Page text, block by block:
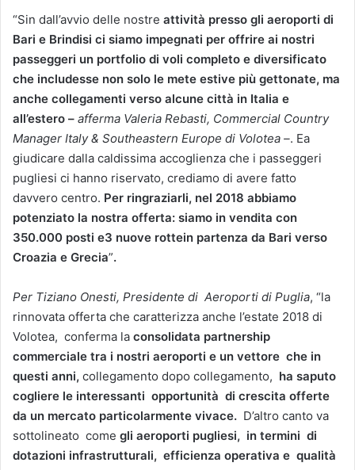
“Sin dall’avvio delle nostre attività presso gli aeroporti di
Bari e Brindisi ci siamo impegnati per offrire ai nostri
passeggeri un portfolio di voli completo e diversificato
che includesse non solo le mete estive più gettonate, ma
anche collegamenti verso alcune città in Italia e
all’estero – afferma Valeria Rebasti, Commercial Country
Manager Italy & Southeastern Europe di Volotea –. Ea
giudicare dalla caldissima accoglienza che i passeggeri
pugliesi ci hanno riservato, crediamo di avere fatto
davvero centro. Per ringraziarli, nel 2018 abbiamo
potenziato la nostra offerta: siamo in vendita con
350.000 posti e3 nuove rottein partenza da Bari verso
Croazia e Grecia”.
Per Tiziano Onesti, Presidente di Aeroporti di Puglia, “la
rinnovata offerta che caratterizza anche l’estate 2018 di
Volotea, conferma la consolidata partnership
commerciale tra i nostri aeroporti e un vettore che in
questi anni, collegamento dopo collegamento, ha saputo
cogliere le interessanti opportunità di crescita offerte
da un mercato particolarmente vivace. D’altro canto va
sottolineato come gli aeroporti pugliesi, in termini di
dotazioni infrastrutturali, efficienza operativa e qualità